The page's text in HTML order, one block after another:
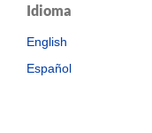
Idioma
English
Español